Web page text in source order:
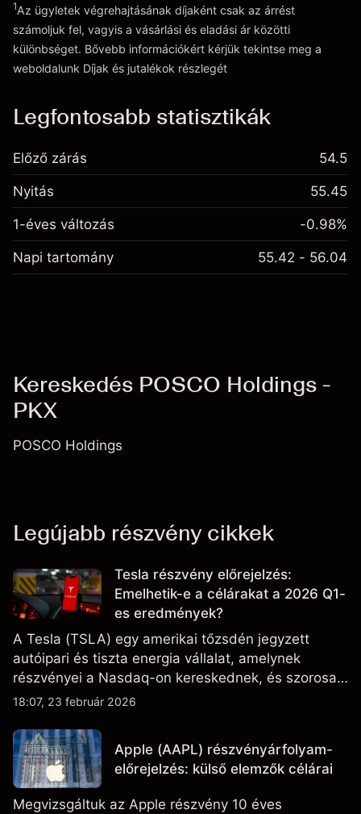
Díjak és jutalékokrészlegét
1Az ügyletek végrehajtásának díjaként csak az árrést
számoljuk fel, vagyis a vásárlási és eladási ár közötti
különbséget. Bővebb információkért kérjük tekintse meg a
weboldalunk Díjak és jutalékok részlegét
Legfontosabb statisztikák
Előző zárás 54.5
Nyitás 55.45
1-éves változás -0.98%
Napi tartomány 55.42 - 56.04
Kereskedés POSCO Holdings -
PKX
POSCO Holdings
Legújabb részvény cikkek
Tesla részvény előrejelzés:
Emelhetik-e a célárakat a 2026 Q1-
es eredmények?
A Tesla (TSLA) egy amerikai tőzsdén jegyzett
autóipari és tiszta energia vállalat, amelynek
részvényei a Nasdaq-on kereskednek, és szorosan
figyelik az eredményteljesítményt, a szállítási
fejleményeket.
18:07, 23 február 2026
Apple (AAPL) részvényárfolyam-
előrejelzés: külső elemzők célárai
Megvizsgáltuk az Apple részvény 10 éves